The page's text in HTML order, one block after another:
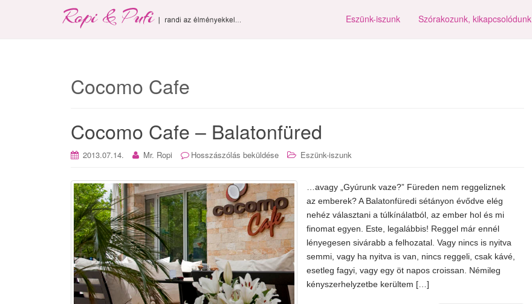
Eszünk-iszunk Szórakozunk, kikapcsolódunk
Cocomo Cafe
Cocomo Cafe – Balatonfüred
2013.07.14. Mr. Ropi Hosszászólás beküldése Eszünk-iszunk
…avagy „Gyúrunk vaze?” Füreden nem reggeliznek
az emberek? A Balatonfüredi sétányon évődve elég
nehéz választani a túlkínálatból, az ember hol és mi
finomat egyen. Este, legalábbis! Reggel már ennél
lényegesen sivárabb a felhozatal. Vagy nincs is nyitva
semmi, vagy ha nyitva is van, nincs reggeli, csak kávé,
esetleg fagyi, vagy egy öt napos croissan. Némileg
kényszerhelyzetbe kerültem […]